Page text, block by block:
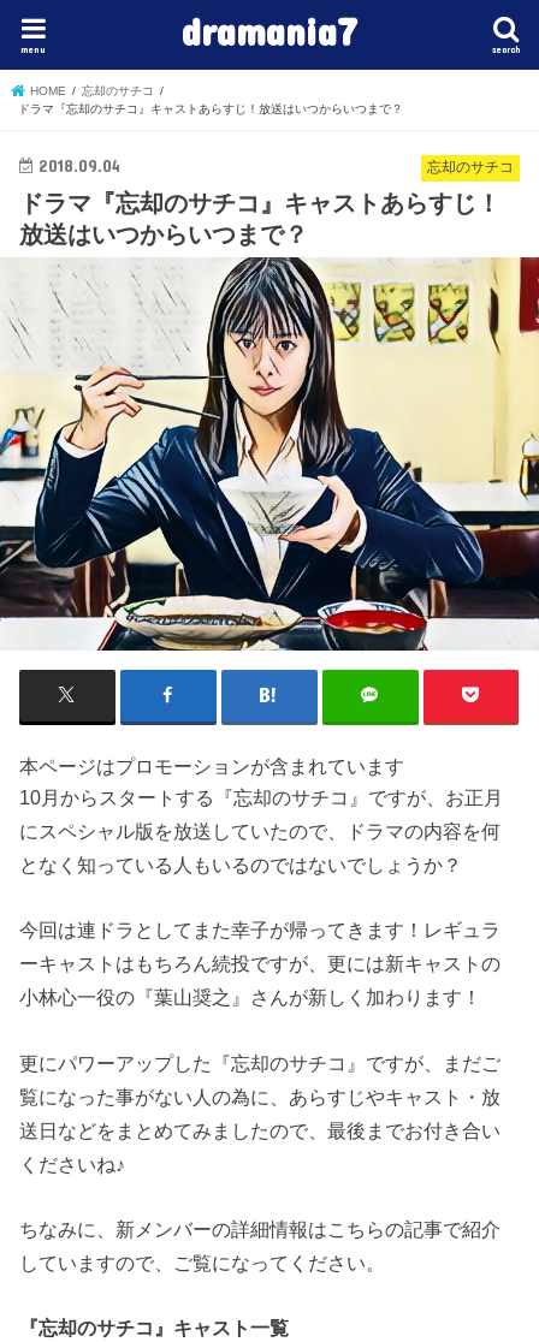
dramania7 search
menu
HOME
忘却のサチコ
ドラマ『忘却のサチコ』キャストあらすじ！放送はいつからいつまで？
忘却のサチコ
2018.09.04
ドラマ『忘却のサチコ』キャストあらすじ！
放送はいつからいつまで？
本ページはプロモーションが含まれています
10月からスタートする『忘却のサチコ』ですが、お正月
にスペシャル版を放送していたので、ドラマの内容を何
となく知っている人もいるのではないでしょうか？
今回は連ドラとしてまた幸子が帰ってきます！レギュラ
ーキャストはもちろん続投ですが、更には新キャストの
小林心一役の『葉山奨之』さんが新しく加わります！
更にパワーアップした『忘却のサチコ』ですが、まだご
覧になった事がない人の為に、あらすじやキャスト・放
送日などをまとめてみましたので、最後までお付き合い
くださいね♪
ちなみに、新メンバーの詳細情報はこちらの記事で紹介
していますので、ご覧になってください。
『忘却のサチコ』キャスト一覧